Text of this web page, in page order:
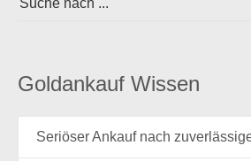
Goldankauf Wissen
Seriöser Ankauf nach